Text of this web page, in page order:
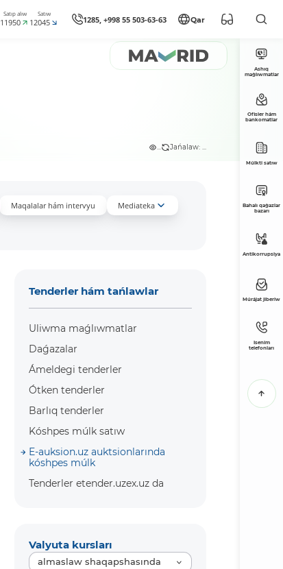
Satıp alıw
11950
Satıw
12045 1285, +998 55 503-63-63 Qar
... Jańalaw: ...
Maqalalar hám intervyu
Mediateka
Tenderler hám tańlawlar
Uliwma maǵlıwmatlar
Daǵazalar
Ámeldegi tenderler
Ótken tenderler
Barlıq tenderler
Kóshpes múlk satıw
E-auksion.uz auktsionlarında
kóshpes múlk
Tenderler etender.uzex.uz da
Valyuta kursları
almaslaw shaqapshasında
Ashıq
maǵlıwmatlar
Ofisler hám
bankomatlar
Múlkti satıw
Bahalı qaǵazlar
bazarı
Antikorrupsiya
Múrájat jiberiw
Isenim
telefonları